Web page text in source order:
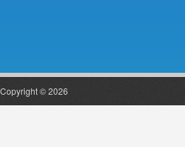
Copyright © 2026